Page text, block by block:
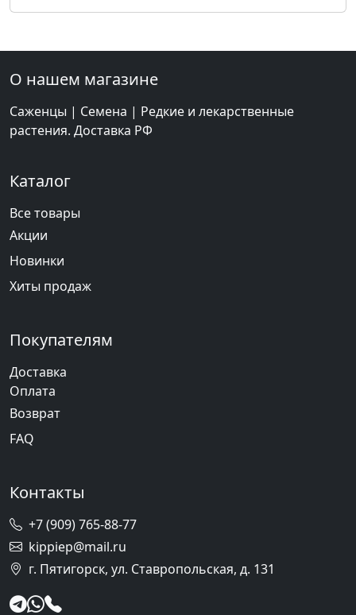
О нашем магазине
Саженцы | Семена | Редкие и лекарственные
растения. Доставка РФ
Каталог
Все товары
Акции
Новинки
Хиты продаж
Покупателям
Доставка
Оплата
Возврат
FAQ
Контакты
+7 (909) 765-88-77
kippiep@mail.ru
г. Пятигорск, ул. Ставропольская, д. 131